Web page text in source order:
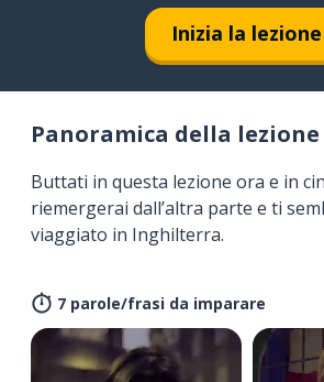
Inizia la lezione
Panoramica della lezione
Buttati in questa lezione ora e in
riemergerai dall’altra parte e ti
viaggiato in Inghilterra.
7 parole/frasi da imparare